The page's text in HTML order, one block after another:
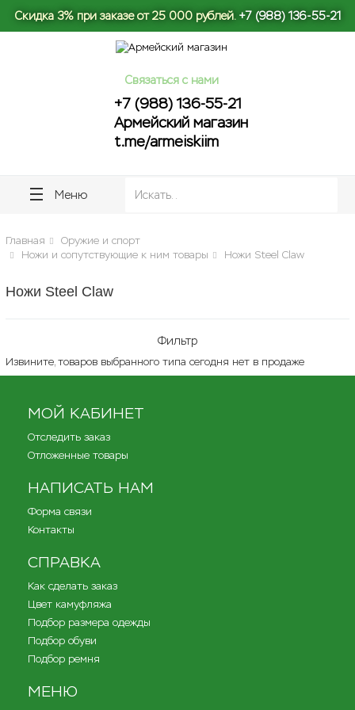
Скидка 3% при заказе от 25 000 рублей. +7 (988) 136-55-21
Связаться с нами
+7 (988) 136-55-21
Армейский магазин
t.me/armeiskiim
Меню
Главная
Оружие и спорт
Ножи и сопутствующие к ним товары
Ножи Steel Claw
Ножи Steel Claw
Фильтр
Извините, товаров выбранного типа сегодня нет в продаже
МОЙ КАБИНЕТ
Отследить заказ
Отложенные товары
НАПИСАТЬ НАМ
Форма связи
Контакты
СПРАВКА
Как сделать заказ
Цвет камуфляжа
Подбор размера одежды
Подбор обуви
Подбор ремня
МЕНЮ